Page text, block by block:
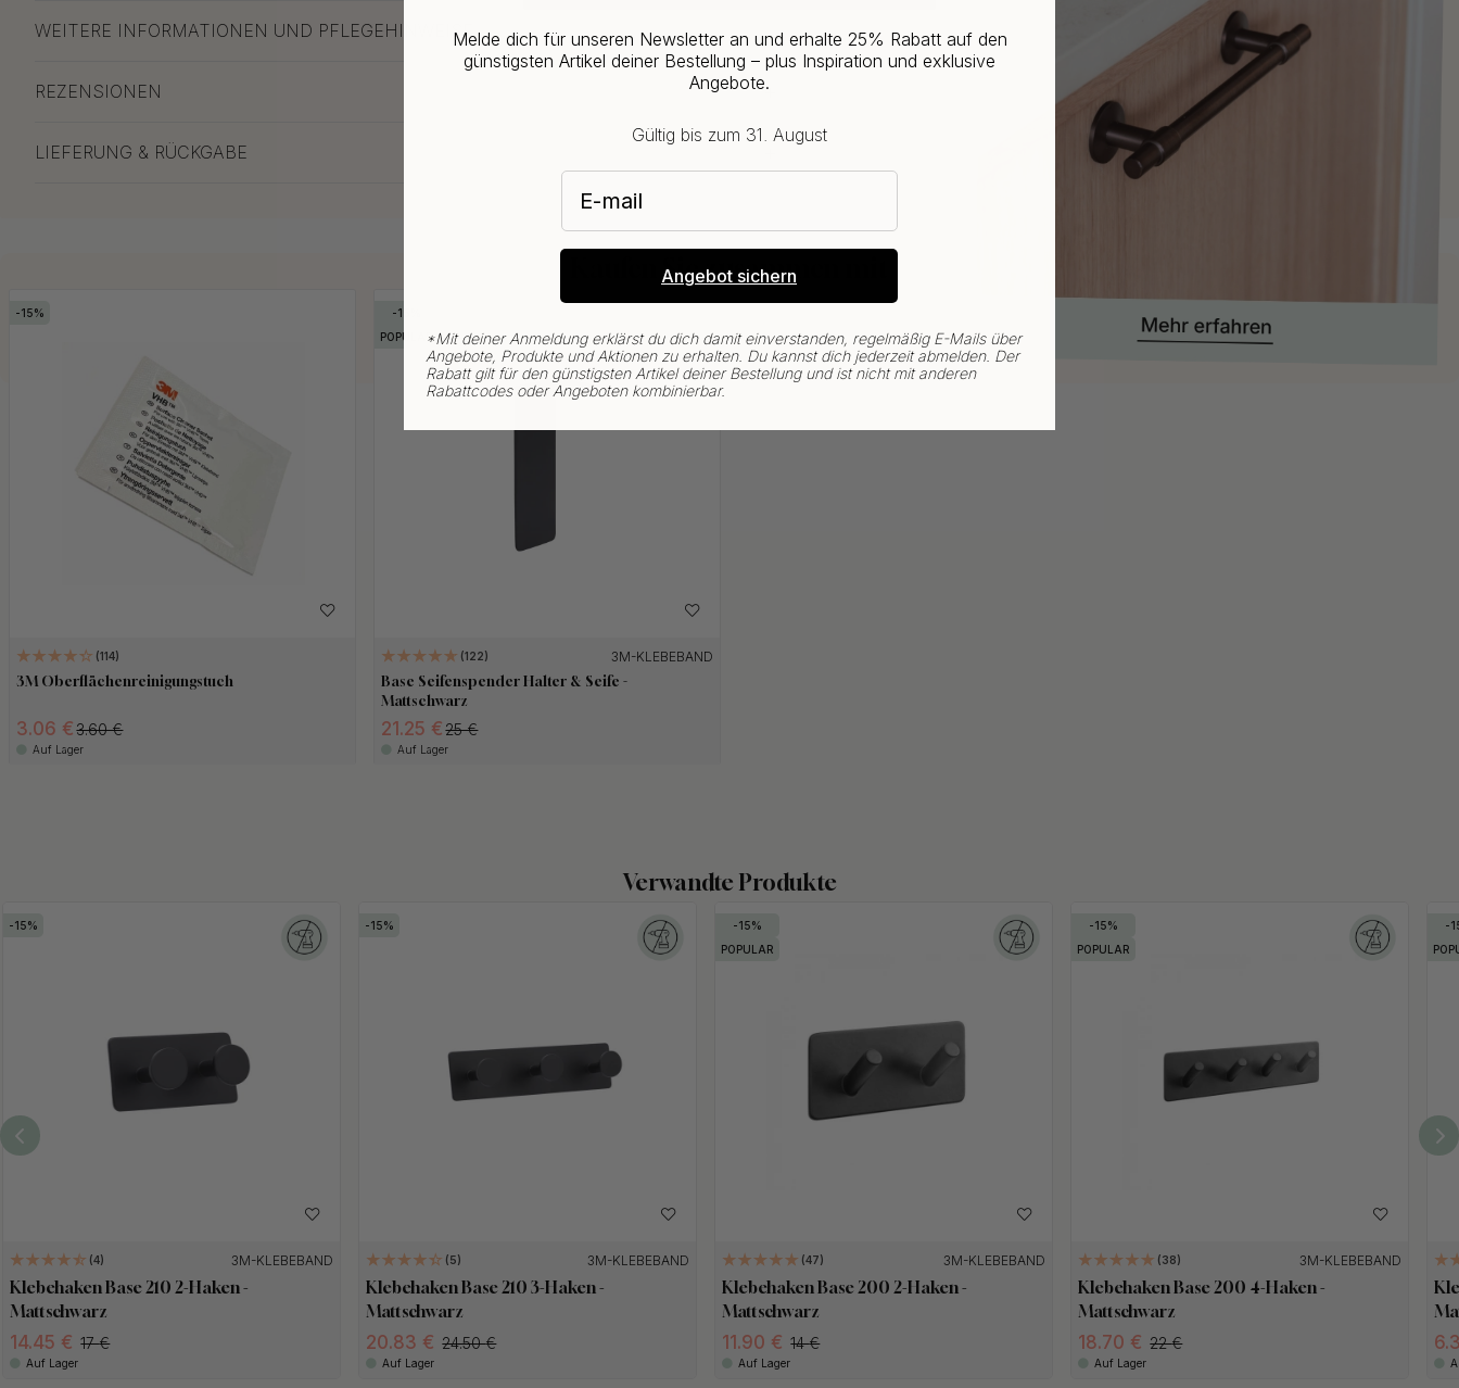
WEITERE INFORMATIONEN UND PFLEGEHINWEISE
REZENSIONEN
LIEFERUNG & RÜCKGABE
Kaufen Sie zusammen mit
15
114
3M Oberflächenreinigungstuch
3.06 € 3.60 €
Auf Lager
15
POPULAR
122 3M-KLEBEBAND
Base Seifenspender Halter & Seife -
Mattschwarz
21.25 € 25 €
Auf Lager
Verwandte Produkte
15
4 3M-KLEBEBAND
Klebehaken Base 210 2-Haken -
Mattschwarz
14.45 17
Auf Lager
15
5 3M-KLEBEBAND
Klebehaken Base 210 3-Haken -
Mattschwarz
20.83 24.50
Auf Lager
15
POPULAR
47 3M-KLEBEBAND
Klebehaken Base 200 2-Haken -
Mattschwarz
11.90 14
Auf Lager
15
POPULAR
38 3M-KLEBEBAND
Klebehaken Base 200 4-Haken -
Mattschwarz
18.70 22
Auf Lager
Melde dich für unseren Newsletter an und erhalte 25% Rabatt auf den
günstigsten Artikel deiner Bestellung – plus Inspiration und exklusive
Angebote.
Gültig bis zum 31. August
E-mail
Angebot sichern
*Mit deiner Anmeldung erklärst du dich damit einverstanden, regelmäßig E-Mails über
Angebote, Produkte und Aktionen zu erhalten. Du kannst dich jederzeit abmelden. Der
Rabatt gilt für den günstigsten Artikel deiner Bestellung und ist nicht mit anderen
Rabattcodes oder Angeboten kombinierbar.